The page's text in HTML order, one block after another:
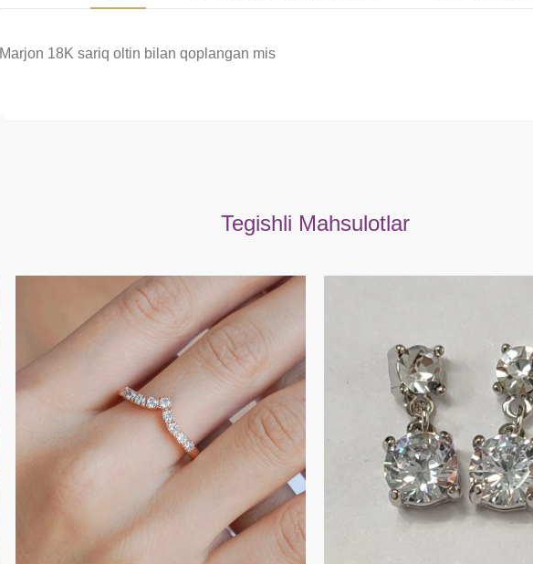
Marjon 18K sariq oltin bilan qoplangan mis
Tegishli Mahsulotlar